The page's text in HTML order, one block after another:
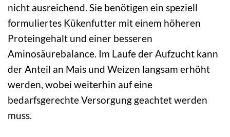
nicht ausreichend. Sie benötigen ein speziell
formuliertes Kükenfutter mit einem höheren
Proteingehalt und einer besseren
Aminosäurebalance. Im Laufe der Aufzucht kann
der Anteil an Mais und Weizen langsam erhöht
werden, wobei weiterhin auf eine
bedarfsgerechte Versorgung geachtet werden
muss.